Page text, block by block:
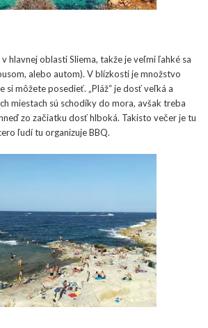
v hlavnej oblasti Sliema, takže je veľmi ľahké sa
alebo autom). V blízkosti je množstvo
si môžete posedieť. „Pláž“ je dosť veľká a
miestach sú schodíky do mora, avšak treba
zo začiatku dosť hlboká. Takisto večer je tu
ľudí tu organizuje BBQ.